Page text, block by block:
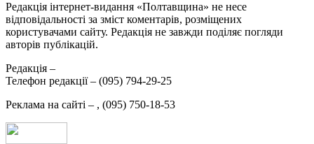
Редакція інтернет-видання «Полтавщина» не несе
відповідальності за зміст коментарів, розміщених
користувачами сайту. Редакція не завжди поділяє погляди
авторів публікацій.
Редакція –
Телефон редакції – (095) 794-29-25
Реклама на сайті – , (095) 750-18-53